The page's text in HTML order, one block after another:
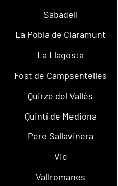
Sabadell
La Pobla de Claramunt
La Llagosta
Fost de Campsentelles
Quirze del Vallès
Quintí de Mediona
Pere Sallavinera
Vic
Vallromanes